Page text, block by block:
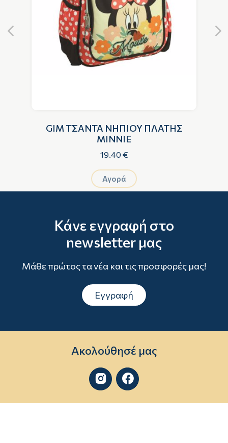
GIM ΤΣΑΝΤΑ ΝΗΠΙΟΥ ΠΛΑΤΗΣ
MINNIE
19.40 €
Αγορά
Κάνε εγγραφή στο
newsletter μας
Μάθε πρώτος τα νέα και τις προσφορές μας!
Εγγραφή
Ακολούθησέ μας
 